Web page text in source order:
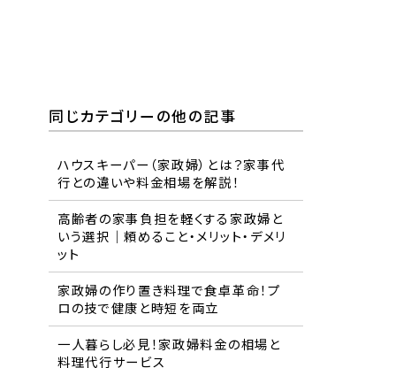
同じカテゴリーの他の記事
ハウスキーパー（家政婦）とは？家事代
行との違いや料金相場を解説！
高齢者の家事負担を軽くする家政婦と
いう選択｜頼めること・メリット・デメリ
ット
家政婦の作り置き料理で食卓革命！プ
ロの技で健康と時短を両立
一人暮らし必見！家政婦料金の相場と
料理代行サービス